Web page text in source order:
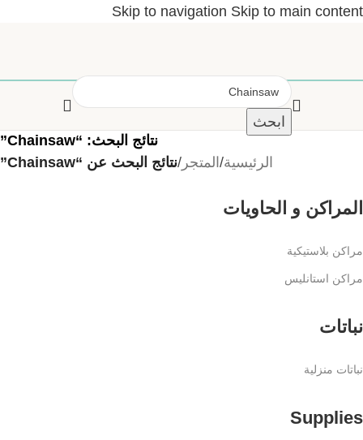
Skip to navigation Skip to main content
ابحث
نتائج البحث: “Chainsaw”
الرئيسية/ المتجر /نتائج البحث عن “Chainsaw”
المراكن و الحاويات
مراكن بلاستيكية
مراكن استانليس
نباتات
نباتات منزلية
Supplies